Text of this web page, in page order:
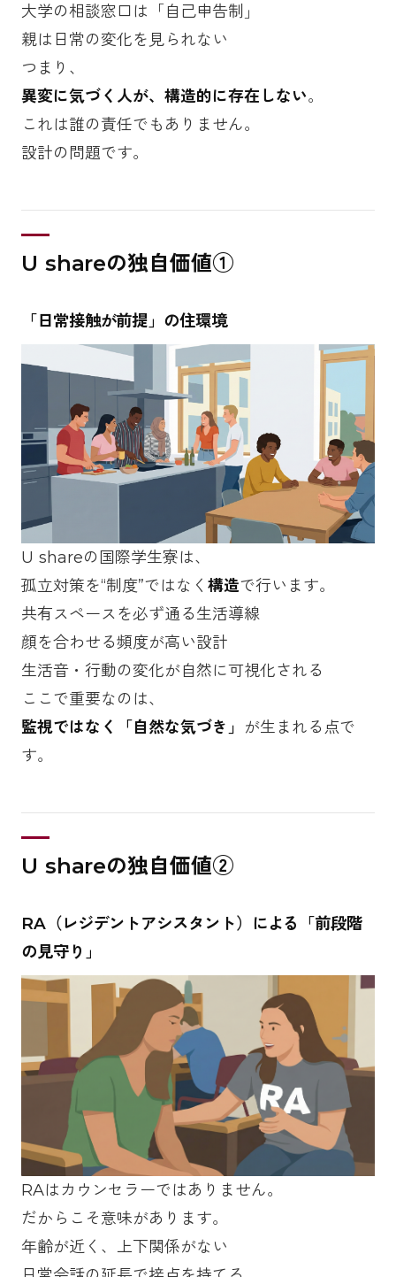
大学の相談窓口は「自己申告制」
親は日常の変化を見られない
つまり、
異変に気づく人が、構造的に存在しない。
これは誰の責任でもありません。
設計の問題です。
U shareの独自価値①
「日常接触が前提」の住環境
U shareの国際学生寮は、
孤立対策を“制度”ではなく 構造で行います。
共有スペースを必ず通る生活導線
顔を合わせる頻度が高い設計
生活音・行動の変化が自然に可視化される
ここで重要なのは、
監視ではなく「自然な気づき」 が生まれる点で
す。
U shareの独自価値②
RA（レジデントアシスタント）による「前段階
の見守り」
RAはカウンセラーではありません。
だからこそ意味があります。
年齢が近く、上下関係がない